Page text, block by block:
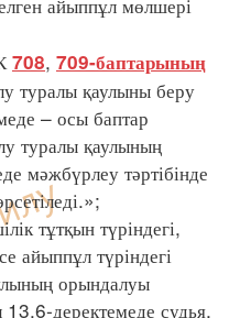
708, 709-баптарының
туралы қаулыны беру
– осы баптар
туралы қаулының
мәжбүрлеу тәртібінде
тұтқын түріндегі,
айыппұл түріндегі
орындалуы
13.6-деректемеде судья,